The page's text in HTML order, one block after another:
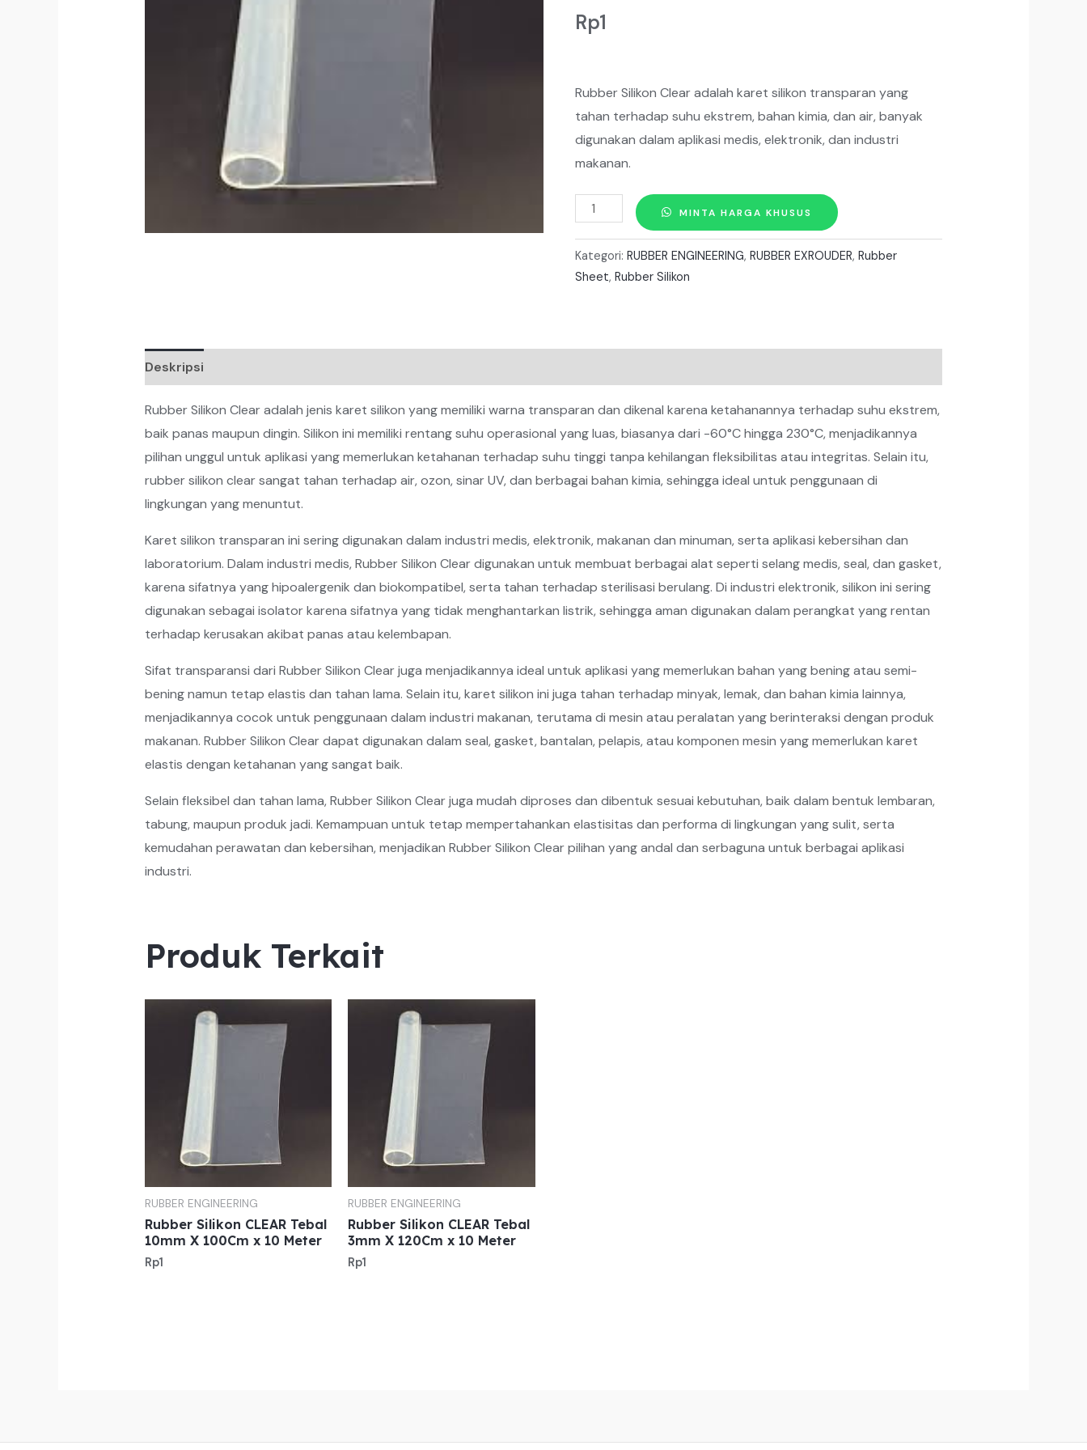
Rp1
Rubber Silikon Clear adalah karet silikon transparan yang
tahan terhadap suhu ekstrem, bahan kimia, dan air, banyak
digunakan dalam aplikasi medis, elektronik, dan industri
makanan.
Kuantitas
Silikon
CLEAR
X
10
Meter
MINTA HARGA KHUSUS
Kategori: RUBBER ENGINEERING, RUBBER EXROUDER, Rubber
Sheet, Rubber Silikon
Deskripsi
Rubber Silikon Clear adalah jenis karet silikon yang memiliki warna transparan dan dikenal karena ketahanannya terhadap suhu ekstrem,
baik panas maupun dingin. Silikon ini memiliki rentang suhu operasional yang luas, biasanya dari -60°C hingga 230°C, menjadikannya
pilihan unggul untuk aplikasi yang memerlukan ketahanan terhadap suhu tinggi tanpa kehilangan fleksibilitas atau integritas. Selain itu,
rubber silikon clear sangat tahan terhadap air, ozon, sinar UV, dan berbagai bahan kimia, sehingga ideal untuk penggunaan di
lingkungan yang menuntut.
Karet silikon transparan ini sering digunakan dalam industri medis, elektronik, makanan dan minuman, serta aplikasi kebersihan dan
laboratorium. Dalam industri medis, Rubber Silikon Clear digunakan untuk membuat berbagai alat seperti selang medis, seal, dan gasket,
karena sifatnya yang hipoalergenik dan biokompatibel, serta tahan terhadap sterilisasi berulang. Di industri elektronik, silikon ini sering
digunakan sebagai isolator karena sifatnya yang tidak menghantarkan listrik, sehingga aman digunakan dalam perangkat yang rentan
terhadap kerusakan akibat panas atau kelembapan.
Sifat transparansi dari Rubber Silikon Clear juga menjadikannya ideal untuk aplikasi yang memerlukan bahan yang bening atau semi-
bening namun tetap elastis dan tahan lama. Selain itu, karet silikon ini juga tahan terhadap minyak, lemak, dan bahan kimia lainnya,
menjadikannya cocok untuk penggunaan dalam industri makanan, terutama di mesin atau peralatan yang berinteraksi dengan produk
makanan. Rubber Silikon Clear dapat digunakan dalam seal, gasket, bantalan, pelapis, atau komponen mesin yang memerlukan karet
elastis dengan ketahanan yang sangat baik.
Selain fleksibel dan tahan lama, Rubber Silikon Clear juga mudah diproses dan dibentuk sesuai kebutuhan, baik dalam bentuk lembaran,
tabung, maupun produk jadi. Kemampuan untuk tetap mempertahankan elastisitas dan performa di lingkungan yang sulit, serta
kemudahan perawatan dan kebersihan, menjadikan Rubber Silikon Clear pilihan yang andal dan serbaguna untuk berbagai aplikasi
industri.
Produk Terkait
RUBBER ENGINEERING
Rubber Silikon CLEAR Tebal
10mm X 100Cm x 10 Meter
Rp1
RUBBER ENGINEERING
Rubber Silikon CLEAR Tebal
3mm X 120Cm x 10 Meter
Rp1